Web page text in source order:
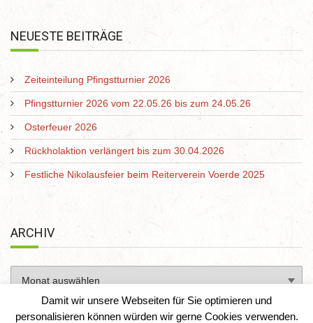
NEUESTE BEITRÄGE
Zeiteinteilung Pfingstturnier 2026
Pfingstturnier 2026 vom 22.05.26 bis zum 24.05.26
Osterfeuer 2026
Rückholaktion verlängert bis zum 30.04.2026
Festliche Nikolausfeier beim Reiterverein Voerde 2025
ARCHIV
Damit wir unsere Webseiten für Sie optimieren und
personalisieren können würden wir gerne Cookies verwenden.